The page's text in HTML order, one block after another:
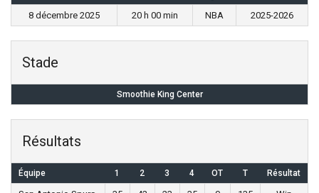
8 décembre 2025 20 h 00 min NBA 2025-2026
Stade
Smoothie King Center
Résultats
Équipe 1 2 3 4 OT T Résultat